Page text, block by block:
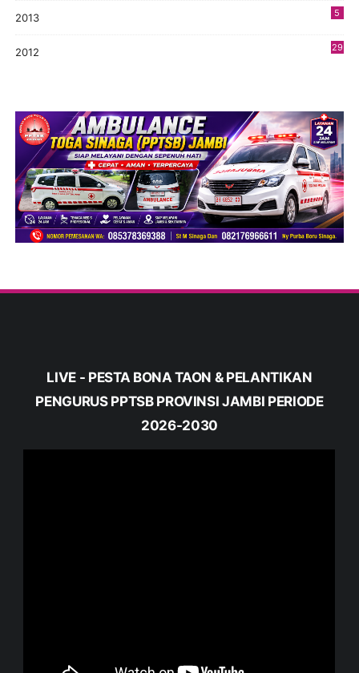
2013 5
2012 29
LIVE - PESTA BONA TAON & PELANTIKAN
PENGURUS PPTSB PROVINSI JAMBI PERIODE
2026-2030